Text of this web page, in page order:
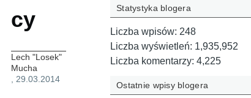
cy
Lech "Losek"
Mucha
, 29.03.2014
Statystyka blogera
Liczba wpisów: 248
Liczba wyświetleń: 1,935,952
Liczba komentarzy: 4,225
Ostatnie wpisy blogera